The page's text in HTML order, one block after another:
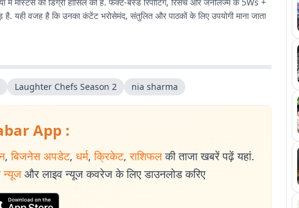
है. यही वजह है कि उनका कंटेंट भरोसेमंद, संतुलित और पाठकों के लिए उपयोगी माना जाता
Laughter Chefs Season 2 nia sharma
App :
, बिजनेस अपडेट, धर्म, क्रिकेट, राशिफल की ताजा खबरें पढ़ें यहां.
न्यूज और लाइव न्यूज कवरेज के लिए डाउनलोड करिए